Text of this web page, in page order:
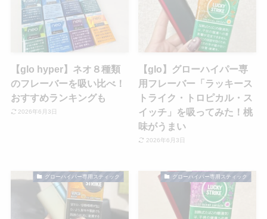
【glo hyper】ネオ８種類
のフレーバーを吸い比べ！
おすすめランキングも
2026年6月3日
【glo】グローハイパー専
用フレーバー「ラッキース
トライク・トロピカル・ス
イッチ」を吸ってみた！桃
味がうまい
2026年6月3日
グローハイパー専用スティック グローハイパー専用スティック